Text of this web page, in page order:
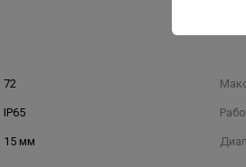
72
IP65
15 мм